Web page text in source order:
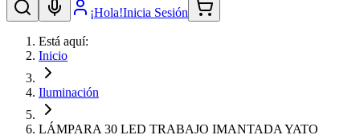
¡Hola!Inicia Sesión
Está aquí:
Inicio
Iluminación
LÁMPARA 30 LED TRABAJO IMANTADA YATO